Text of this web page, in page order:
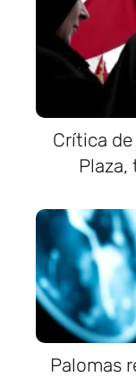
Crítica
Plaza,
Palomas